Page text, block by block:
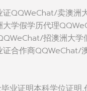
QQWeChat/卖澳洲
学假学历代理
招澳洲大学
合作商QQWeChat/
业证明本科学位证明,